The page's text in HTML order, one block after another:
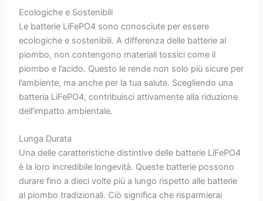
Ecologiche e Sostenibili
Le batterie LiFePO4 sono conosciute per essere
ecologiche e sostenibili. A differenza delle batterie al
piombo, non contengono materiali tossici come il
piombo e l’acido. Questo le rende non solo più sicure per
l’ambiente, ma anche per la tua salute. Scegliendo una
batteria LiFePO4, contribuisci attivamente alla riduzione
dell’impatto ambientale.
Lunga Durata
Una delle caratteristiche distintive delle batterie LiFePO4
è la loro incredibile longevità. Queste batterie possono
durare fino a dieci volte più a lungo rispetto alle batterie
al piombo tradizionali. Ciò significa che risparmierai